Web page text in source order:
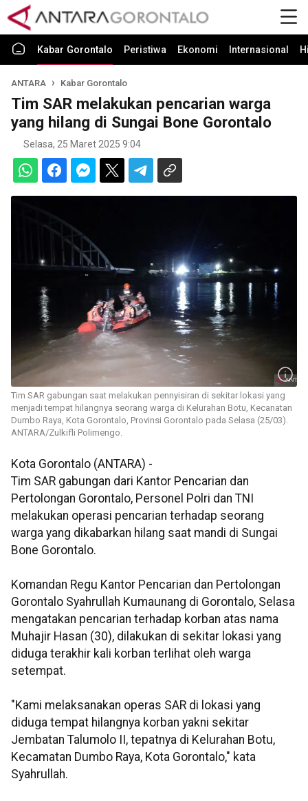
Kabar Gorontalo Peristiwa Ekonomi Internasional
ANTARA Kabar Gorontalo
Tim SAR melakukan pencarian warga
yang hilang di Sungai Bone Gorontalo
Selasa, 25 Maret 2025 9:04
Tim SAR gabungan saat melakukan pennyisiran di sekitar lokasi yang
menjadi tempat hilangnya seorang warga di Kelurahan Botu, Kecanatan
Dumbo Raya, Kota Gorontalo, Provinsi Gorontalo pada Selasa (25/03).
ANTARA/Zulkifli Polimengo.
Kota Gorontalo (ANTARA) -
Tim SAR gabungan dari Kantor Pencarian dan
Pertolongan Gorontalo, Personel Polri dan TNI
melakukan operasi pencarian terhadap seorang
warga yang dikabarkan hilang saat mandi di Sungai
Bone Gorontalo.
Komandan Regu Kantor Pencarian dan Pertolongan
Gorontalo Syahrullah Kumaunang di Gorontalo, Selasa
mengatakan pencarian terhadap korban atas nama
Muhajir Hasan (30), dilakukan di sekitar lokasi yang
diduga terakhir kali korban terlihat oleh warga
setempat.
"Kami melaksanakan operas SAR di lokasi yang
diduga tempat hilangnya korban yakni sekitar
Jembatan Talumolo II, tepatnya di Kelurahan Botu,
Kecamatan Dumbo Raya, Kota Gorontalo," kata
Syahrullah.